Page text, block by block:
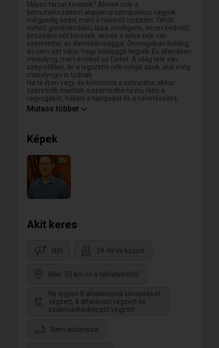
megértő, segítőkész, őszinte, barátságos, kedves,
humoros, intelligens, bölcs, meg hasonlók. Nem
vagyok birtokló típus, mint egyébként az emberek
többsége. Nem "komoly" kapcsolatot keresek, hanem
szabad kapcsolódást (ha nem világos, mire is
gondolok, máris van miről beszélgetni), és persze
lángoló szerelmet :D
Milyen társat keresek? Akinek már a
bemutatkozásom alapján is szimpatikus vagyok,
mégpedig azért, mert ő hasonló hozzám. Tehát
nyitott gondolkodású, laza, intelligens, viccet kedvelő,
beszédes nőt keresek, akinek a szíve tele van
szeretettel, és életvidámsággal. Önmagában boldog,
és nem azt várja, hogy boldoggá tegyék. És állandóan
mosolyog, mert értékeli az Életet. A világ tele van
szép nőkkel, de a legszebb nők mégis azok, akik még
mosolyogni is tudnak.
Ha te ilyen vagy, és kölcsönös a szimpátia, akkor
szeretnék mielőbb a szemedbe nézni, látni a
ragyogását, hallani a hangodat és a nevetésedet,
megcsodálni a gesztusaidat, és úgy egészében véve
élvezni a társaságodat. Tehát a mielőbbi személyes
állapot tele van feszültséggel meg elvárással.
Szabad emberként érkezz (mert valóban az vagy!),
teljesen lazán, mint aki egy kötetlen baráti
találkozóra megy, aminek az ég egy adta világon
semmi tétje nincs. Hagyd otthon a szerepeidet és a
sok társadalmi maszkot, és csak szabadon éld meg a
pillanatot!
Mutass többet
Képek
Akit keres
Nőt 29-49 év között
Max. 50 km-re a lakhelyemtől
Ne legyen 8 általánosnál kevesebbet
végzett, 8 általánost végzett és
szakmunkásképzőt végzett
Nem dohányzik